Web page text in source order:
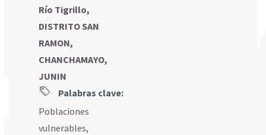
Río Tigrillo,
DISTRITO SAN
RAMON,
CHANCHAMAYO,
JUNIN
Palabras clave:
Poblaciones
vulnerables,